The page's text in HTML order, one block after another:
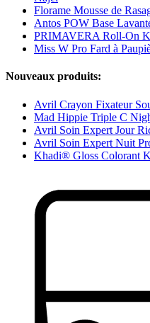
Florame Mousse de
Antos POW Base
PRIMAVERA Roll-On
Miss W Pro Fard à
Nouveaux produits:
Avril Crayon Fixateur
Mad Hippie Triple C
Avril Soin Expert Jour
Avril Soin Expert Nuit
Khadi® Gloss Colorant